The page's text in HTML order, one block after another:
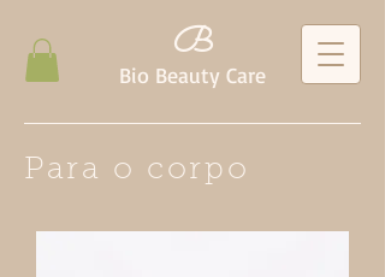
B
Bio Beauty Care
Para o corpo